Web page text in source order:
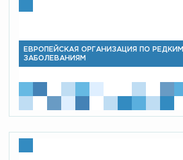
ЕВРОПЕЙСКАЯ ОРГАНИЗАЦИЯ ПО РЕДКИМ
ЗАБОЛЕВАНИЯМ